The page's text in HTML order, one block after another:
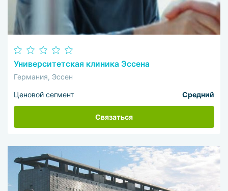
Университетская клиника Эссена
Германия, Эссен
Ценовой сегмент Средний
Связаться